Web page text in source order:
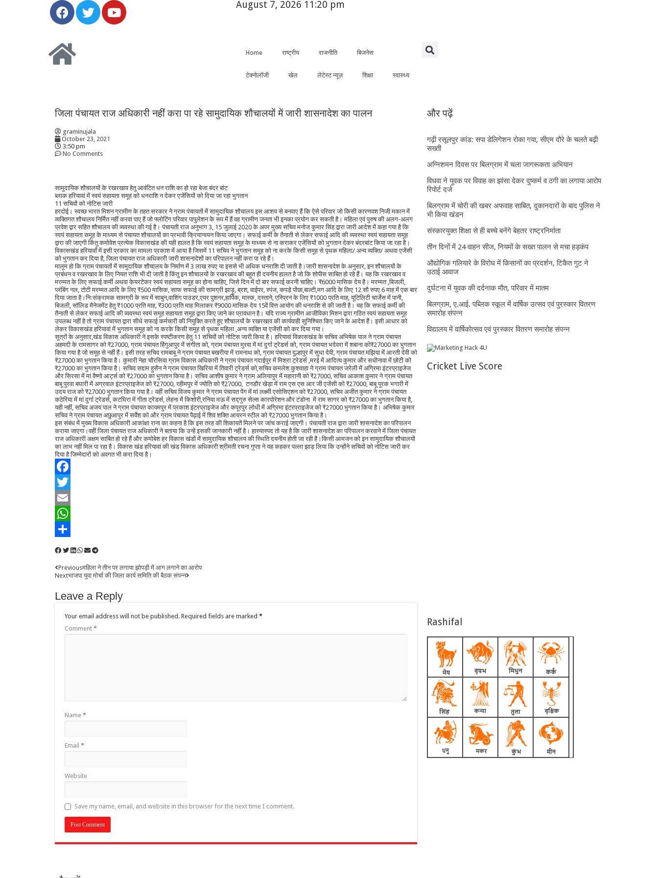
August 7, 2026 11:20 pm
Home राष्ट्रीय राजनीति बिजनेस
टेक्नोलॉजी खेल लेटेस्ट न्यूज़ शिक्षा स्वास्थ्य
जिला पंचायत राज अधिकारी नहीं करा पा रहे सामुदायिक शौचालयों में जारी शासनादेश का पालन
graminujala
October 23, 2021
3:50 pm
No Comments
सामुदायिक शौचालयों के रखरखाव हेतु आवंटित धन राशि का हो रहा बेजा बंदर बांट
ब्लाक हरियावां में स्वयं सहायता समूह को धनराशि न देकर एजेंसियों को दिया जा रहा भुगतान
11 सचिवों को नोटिस जारी
हरदोई। स्वच्छ भारत मिशन ग्रामीण के तहत सरकार ने ग्राम पंचायतों में सामुदायिक शौचालय इस आशय से बनवाए हैं कि ऐसे परिवार जो किसी कारणवश निजी मकान में
व्यक्तिगत शौचालय निर्मित नहीं करवा पाए हैं जो फ्लोटिंग परिवार पापुलेशन के रूप में हैं वह ग्रामीण जनता भी इनका प्रयोग कर सकती है। महिला एवं पुरुष की अलग-अलग
प्रवेश द्वार सहित शौचालय की व्यवस्था की गई है। पंचायती राज अनुभाग 3, 15 जुलाई 2020 के अपर मुख्य सचिव मनोज कुमार सिंह द्वारा जारी आदेश में कहा गया है कि
स्वयं सहायता समूह के माध्यम से पंचायत शौचालयों का प्रभावी क्रियान्वयन किया जाएगा। सफाई कर्मी के तैनाती से लेकर सफाई आदि की व्यवस्था स्वयं सहायता समूह
द्वारा की जाएगी किंतु कमोवेश प्रत्येक विकासखंड की यही हालत है कि स्वयं सहायता समूह के माध्यम से ना कराकर एजेंसियों को भुगतान देकर बंदरबांट किया जा रहा है।
विकासखंड हरियावाँ में इसी प्रकार का मामला प्रकाश में आया है जिसमें 11 सचिव ने भुगतान समूह को ना करके किसी समूह से पृथक महिला/ अन्य व्यक्ति/ अथवा एजेंसी
को भुगतान कर दिया है, जिला पंचायत राज अधिकारी जारी शासनादेशों का परिपालन नहीं करा पा रहे हैं।
मालूम हो कि ग्राम पंचायतों में सामुदायिक शौचालय के निर्माण में 3 लाख रुपए या इससे भी अधिक धनराशि दी जाती है।जारी शासनादेश के अनुसार, इन शौचालयों के
प्रबंधन व रखरखाव के लिए नियत राशि भी दी जाती है किंतु इन शौचालयों के रखरखाव की बहुत ही दयनीय हालत है जो कि शोपीस साबित हो रहे हैं। यह कि रखरखाव व
मरम्मत के लिए सफाई कर्मी अथवा केयरटेकर स्वयं सहायता समूह का होना चाहिए, जिसे दिन में दो बार सफाई करनी चाहिए। ₹6000 मासिक देय है। मरम्मत ,बिजली,
प्लंबिंग नल, टोटी मरम्मत आदि के लिए ₹500 मासिक, साफ सफाई की सामग्री झाड़ू, ब्रश, वाईपर, स्पंज, कपड़े पोंछा,बाल्टी,मग आदि के लिए 12 सौ रुपए 6 माह में एक बार
दिया जाता है।निःसंक्रामक सामग्री के रूप में साबुन,वाशिंग पाउडर,एयर पुशनर,हार्पिक, मास्क, दस्ताने, एस्प्रिन के लिए ₹1000 प्रति माह, यूटिलिटी चार्जेस में पानी,
बिजली, सॉलिड मैनेजमेंट हेतु ₹1000 प्रति माह, ₹300 प्रति माह मिलाकर ₹9000 मासिक देय 15वें वित्त आयोग की धनराशि से की जाती है। यह कि सफाई कर्मी की
तैनाती से लेकर सफाई आदि की व्यवस्था स्वयं समूह सहायता समूह द्वारा किए जाने का प्रावधान है। यदि राज्य ग्रामीण आजीविका मिशन द्वारा गठित स्वयं सहायता समूह
उपलब्ध नहीं है तो ग्राम पंचायत द्वारा सीधे सफाई कर्मचारी की नियुक्ति करते हुए शौचालयों के रखरखाव की कार्यवाही सुनिश्चित किए जाने के आदेश हैं। इसी आधार को
लेकर विकासखंड हरियावां में भुगतान समूह को ना करके किसी समूह से पृथक महिला ,अन्य व्यक्ति या एजेंसी को कर दिया गया।
सूत्रों के अनुसार,खंड विकास अधिकारी ने इसके स्पष्टीकरण हेतु 11 सचिवों को नोटिस जारी किया है। हरियावां विकासखंड के सचिव अभिषेक पाल ने ग्राम पंचायत
अहमदी के रामसागर को ₹27000, ग्राम पंचायत हिंगुआपुर में संगीता को, ग्राम पंचायत मुरवा में मां दुर्गा ट्रेडर्स को, ग्राम पंचायत भदेवरा में शबाना को₹27000 का भुगतान
किया गया है जो समूह से नहीं हैं। इसी तरह सचिव रामबाबू ने ग्राम पंचायत बखरीया में रामनाथ को, ग्राम पंचायत दुल्हापुर में सुधा देवी, ग्राम पंचायत मझिया में आरती देवी को
₹27000 का भुगतान किया है। कुमारी नेहा चौरसिया ग्राम विकास अधिकारी ने ग्राम पंचायत गदाईपुर में मिश्रा ट्रेडर्स ,मरई में आदित्य कुमार और सधीनावा में छोटी को
₹27000 का भुगतान किया है। सचिव सद्दाम हुसैन ने ग्राम पंचायत खिरिया में तिवारी ट्रेडर्स को,सचिव कमलेश कुशवाहा ने ग्राम पंचायत जरेली में अग्रिमा इंटरप्राइजेज
और सिरसा में मां वैष्णो आर्ट्स को ₹27000 का भुगतान किया है। सचिव आशीष कुमार ने ग्राम अलियापुर में महारानी को ₹27000, सचिव आकाश कुमार ने ग्राम पंचायत
बाबू पुरवा बघारी में अग्रवाल इंटरप्राइजेज को ₹27000, रहीमपुर में ज्योति को ₹27000, टनडौर खेड़ा में राम एस एस आर जी एजेंसी को ₹27000, बाबू पूरक भगारी में
उदय राज को ₹27000 भुगतान किया गया है। वहीं सचिव विजय कुमार ने ग्राम पंचायत पेंग में मां लक्ष्मी एसोसिएशन को ₹27000, सचिव अजीत कुमार ने ग्राम पंचायत
कठेरिया में मां दुर्गा ट्रेडर्स, कटघिरा में गीता ट्रेडर्स, लेहना में किशोरी,रनिया मऊ में सद्गुरु सेल्स कारपोरेशन और टंडोना में राम सागर को ₹27000 का भुगतान किया है,
यही नहीं, सचिव अजय पाल ने ग्राम पंचायत कायमपुर में प्रकाश इंटरप्राइजेज और कपूरपुर लोधी में अग्रिमा इंटरप्राइजेज को ₹27000 भुगतान किया है। अभिषेक कुमार
सचिव ने ग्राम पंचायत अछुआपुर में सर्वेश को और ग्राम पंचायत पैढ़ाई में शिव शक्ति आयरन स्टील को ₹27000 भुगतान किया है।
इस संबंध में मुख्य विकास अधिकारी आकांक्षा राना का कहना है कि इस तरह की शिकायतें मिलने पर जांच कराई जाएगी। पंचायती राज द्वारा जारी शासनादेश का परिपालन
कराया जाएगा।वहीं जिला पंचायत राज अधिकारी ने बताया कि उन्हें इसकी जानकारी नहीं है। हास्यास्पद तो यह है कि जारी शासनादेश का परिपालन करवाने में जिला पंचायत
राज अधिकारी अक्षम साबित हो रहे हैं और कमोबेश हर विकास खंडों में सामुदायिक शौचालय की स्थिति दयनीय होती जा रही है।किसी आमजन को इन सामुदायिक शौचालयों
का लाभ नहीं मिल पा रहा है। विकास खंड हरियावां की खंड विकास अधिकारी श्रीमती रचना गुप्ता ने यह कहकर पल्ला झाड़ लिया कि उन्होंने सचिवों को नोटिस जारी कर
दिया है जिम्मेदारों को अवगत भी करा दिया है।
Facebook
Twitter
Email
WhatsApp
Previousमहिला ने तीन पर लगाया झोपड़ी में आग लगाने का आरोप
Nextभाजपा युवा मोर्चा की जिला कार्य समिति की बैठक संपन्न
Leave a Reply
Your email address will not be published. Required fields are marked *
Comment *
Name *
Email *
Website
Save my name, email, and website in this browser for the next time I comment.
और पढ़ें
गढ़ी रसूलपुर कांड: सपा डेलिगेशन रोका गया, सीएम दौरे के चलते बढ़ी
सख्ती
अग्निशमन दिवस पर बिलग्राम में चला जागरूकता अभियान
विधवा ने युवक पर विवाह का झांसा देकर दुष्कर्म व ठगी का लगाया आरोप
रिपोर्ट दर्ज
बिलग्राम में चोरी की खबर अफवाह साबित, दुकानदारों के बाद पुलिस ने
भी किया खंडन
संस्कारयुक्त शिक्षा से ही बच्चे बनेंगे बेहतर राष्ट्रनिर्माता
तीन दिनों में 24 वाहन सीज, नियमों के सख्त पालन से मचा हड़कंप
औद्योगिक गलियारे के विरोध में किसानों का प्रदर्शन, टिकैत गुट ने
उठाई आवाज
दुर्घटना में युवक की दर्दनाक मौत, परिवार में मातम
बिलग्राम, ए.आई. पब्लिक स्कूल में वार्षिक उत्सव एवं पुरस्कार वितरण
समारोह संपन्न
विद्यालय में वार्षिकोत्सव एवं पुरस्कार वितरण समारोह संपन्न
Cricket Live Score
Rashifal